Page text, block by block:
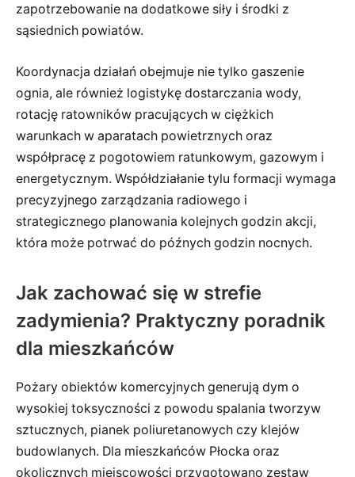
zapotrzebowanie na dodatkowe siły i środki z
sąsiednich powiatów.
Koordynacja działań obejmuje nie tylko gaszenie
ognia, ale również logistykę dostarczania wody,
rotację ratowników pracujących w ciężkich
warunkach w aparatach powietrznych oraz
współpracę z pogotowiem ratunkowym, gazowym i
energetycznym. Współdziałanie tylu formacji wymaga
precyzyjnego zarządzania radiowego i
strategicznego planowania kolejnych godzin akcji,
która może potrwać do późnych godzin nocnych.
Jak zachować się w strefie
zadymienia? Praktyczny poradnik
dla mieszkańców
Pożary obiektów komercyjnych generują dym o
wysokiej toksyczności z powodu spalania tworzyw
sztucznych, pianek poliuretanowych czy klejów
budowlanych. Dla mieszkańców Płocka oraz
okolicznych miejscowości przygotowano zestaw